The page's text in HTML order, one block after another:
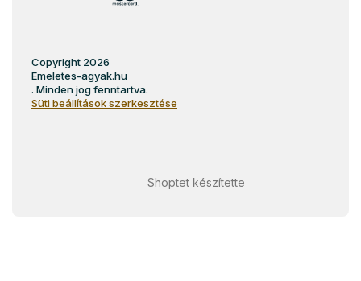
Shoptet készítette
Copyright 2026
Emeletes-agyak.hu
. Minden jog fenntartva.
Süti beállítások szerkesztése